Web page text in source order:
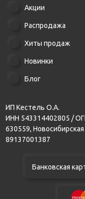
Акции
Распродажа
Хиты продаж
Новинки
Блог
ИП Кестель О.А.
ИНН 543314402805 /
630559,
89137001387
Банковская